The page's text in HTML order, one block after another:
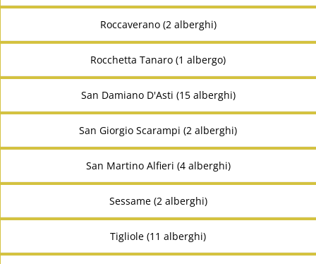
Roccaverano (2 alberghi)
Rocchetta Tanaro (1 albergo)
San Damiano D'Asti (15 alberghi)
San Giorgio Scarampi (2 alberghi)
San Martino Alfieri (4 alberghi)
Sessame (2 alberghi)
Tigliole (11 alberghi)